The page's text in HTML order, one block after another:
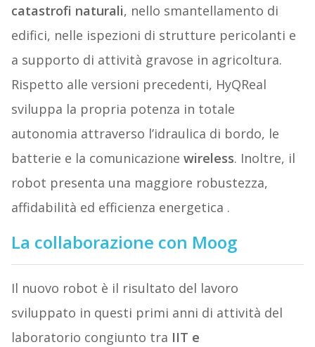
catastrofi naturali, nello smantellamento di
edifici, nelle ispezioni di strutture pericolanti e
a supporto di attività gravose in agricoltura.
Rispetto alle versioni precedenti, HyQReal
sviluppa la propria potenza in totale
autonomia attraverso l’idraulica di bordo, le
batterie e la comunicazione wireless. Inoltre, il
robot presenta una maggiore robustezza,
affidabilità ed efficienza energetica .
La collaborazione con Moog
Il nuovo robot è il risultato del lavoro
sviluppato in questi primi anni di attività del
laboratorio congiunto tra IIT e